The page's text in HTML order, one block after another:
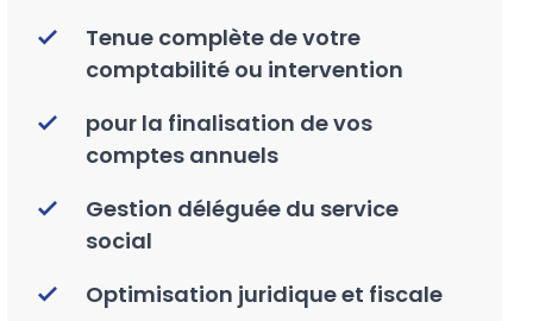
Tenue complète de votre
comptabilité ou intervention
pour la finalisation de vos
comptes annuels
Gestion déléguée du service
social
Optimisation juridique et fiscale